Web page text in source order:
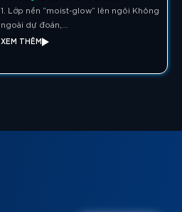
1. Lớp nền “moist-glow” lên ngôi Không
ngoài dự đoán,...
XEM THÊM